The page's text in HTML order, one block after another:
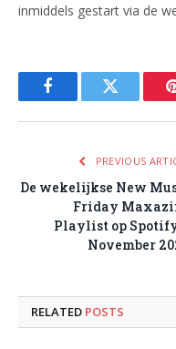
inmiddels gestart via de
FacebookTwitter
PREVIOUS
De wekelijkse New
Friday
Playlist op
November
RELATED POSTS